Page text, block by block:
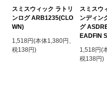
スミスウィック ラトリ
ンログ ARB1235(CLO
WN)
1,518円(本体1,380円、
税138円)
スミスウ
ンディン
グ
EADFIN
1,518円(
税138円)